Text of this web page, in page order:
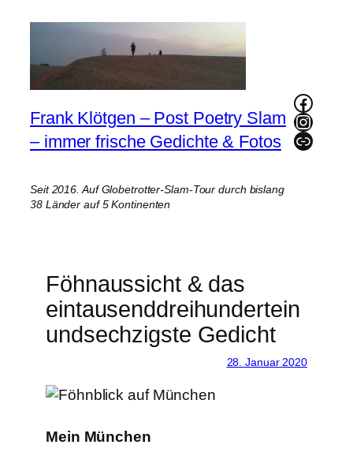
Frank Klötgen – Post Poetry Slam
– immer frische Gedichte & Fotos
Seit 2016. Auf Globetrotter-Slam-Tour durch bislang
38 Länder auf 5 Kontinenten
Link
Föhnaussicht & das
eintausenddreihundertein
undsechzigste Gedicht
28. Januar 2020
Mein München